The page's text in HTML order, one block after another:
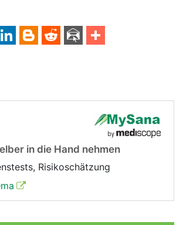
in die Hand nehmen
Risikoschätzung